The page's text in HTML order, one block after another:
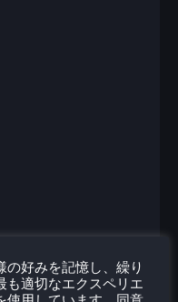
の好みを記憶し、繰り
も適切なエクスペリエ